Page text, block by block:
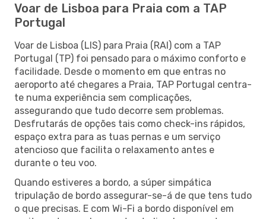
Voar de Lisboa para Praia com a TAP
Portugal
Voar de Lisboa (LIS) para Praia (RAI) com a TAP
Portugal (TP) foi pensado para o máximo conforto e
facilidade. Desde o momento em que entras no
aeroporto até chegares a Praia, TAP Portugal centra-
te numa experiência sem complicações,
assegurando que tudo decorre sem problemas.
Desfrutarás de opções tais como check-ins rápidos,
espaço extra para as tuas pernas e um serviço
atencioso que facilita o relaxamento antes e
durante o teu voo.
Quando estiveres a bordo, a súper simpática
tripulação de bordo assegurar-se-á de que tens tudo
o que precisas. E com Wi-Fi a bordo disponível em